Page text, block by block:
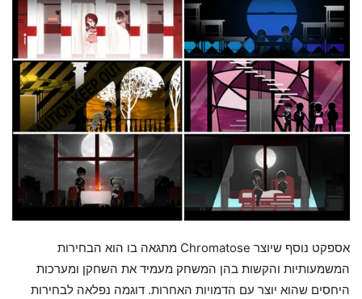
אספקט נוסף שיוצר Chromatose מתגאה בו הוא הבחירות
המשמעותיות והקשות בהן המשחק מעמיד את השחקן ומערכות
היחסים שהוא יוצר עם הדמויות האחרות. דוגמה נפלאה לבחירות